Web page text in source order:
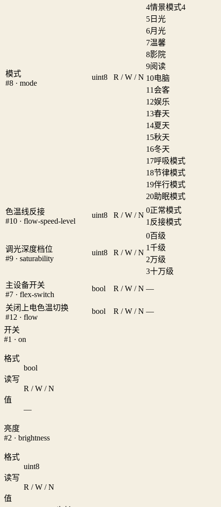
模式
#8 · mode
uint8 R / W / N
4情景模式4
5 日光
6月光
7温馨
8影院
9阅读
10电脑
11 会客
12娱乐
13春天
14夏天
15秋天
16冬天
17呼吸模式
18节律模式
19伴行模式
20助眠模式
色温线反接
#10 · flow-speed-level
uint8 R / W / N
0正常模式
1 反接模式
调光深度档位
#9 · saturability
uint8 R / W / N
0百级
1千级
2万级
3十万级
主设备开关
#7 · flex-switch
bool R / W / N —
关闭上电色温切换
#12 · flow
bool R / W / N —
开关
#1 · on
格式
bool
读写
R / W / N
值
—
亮度
#2 · brightness
格式
uint8
读写
R / W / N
值